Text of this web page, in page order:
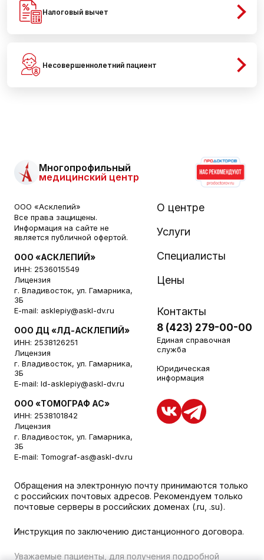
Налоговый вычет
Несовершеннолетний пациент
Многопрофильный
медицинский центр
ООО «Асклепий»
Все права защищены.
Информация на сайте не
является публичной офертой.
ООО «АСКЛЕПИЙ»
ИНН: 2536015549
Лицензия
г. Владивосток, ул. Гамарника,
3Б
E-mail: asklepiy@askl-dv.ru
ООО ДЦ «ЛД-АСКЛЕПИЙ»
ИНН: 2538126251
Лицензия
г. Владивосток, ул. Гамарника,
3Б
E-mail: ld-asklepiy@askl-dv.ru
ООО «ТОМОГРАФ АС»
ИНН: 2538101842
Лицензия
г. Владивосток, ул. Гамарника,
3Б
E-mail: Tomograf-as@askl-dv.ru
О центре
Услуги
Специалисты
Цены
Контакты
8 (423) 279-00-00
Единая справочная
служба
Юридическая
информация
Обращения на электронную почту принимаются только
с российских почтовых адресов. Рекомендуем только
почтовые серверы в российских доменах (.ru, .su).
Инструкция по заключению дистанционного договора.
Уважаемые пациенты, для получения подробной